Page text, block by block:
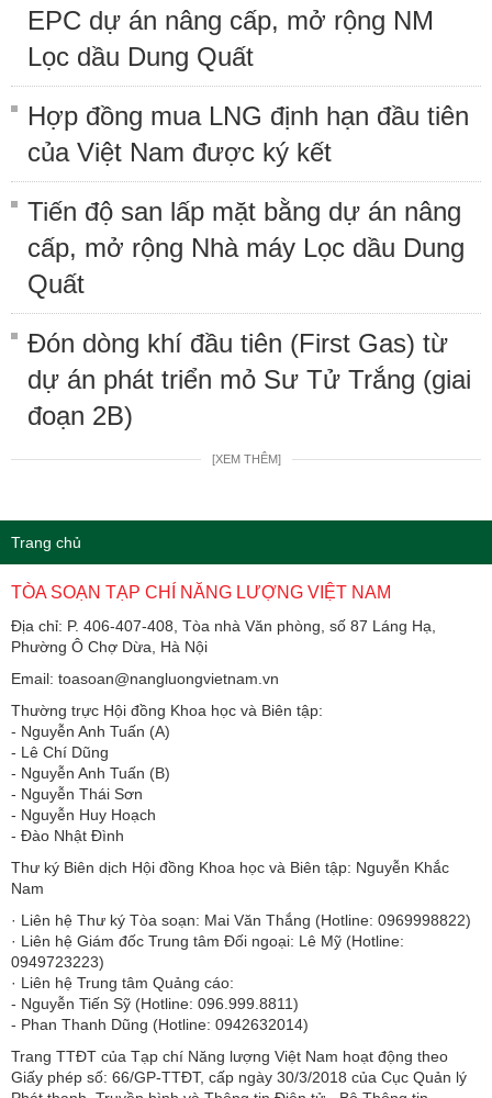
EPC dự án nâng cấp, mở rộng NM
Lọc dầu Dung Quất
Hợp đồng mua LNG định hạn đầu tiên
của Việt Nam được ký kết
Tiến độ san lấp mặt bằng dự án nâng
cấp, mở rộng Nhà máy Lọc dầu Dung
Quất
Đón dòng khí đầu tiên (First Gas) từ
dự án phát triển mỏ Sư Tử Trắng (giai
đoạn 2B)
[XEM THÊM]
Trang chủ
TÒA SOẠN TẠP CHÍ NĂNG LƯỢNG VIỆT NAM
Địa chỉ: P. 406-407-408, Tòa nhà Văn phòng, số 87 Láng Hạ,
Phường Ô Chợ Dừa, Hà Nội
Email: toasoan@nangluongvietnam.vn
Thường trực Hội đồng Khoa học và Biên tập:
​​​​​​- Nguyễn Anh Tuấn (A)
- Lê Chí Dũng
- Nguyễn Anh Tuấn (B)
- Nguyễn Thái Sơn
- Nguyễn Huy Hoạch
- Đào Nhật Đình
Thư ký Biên dịch Hội đồng Khoa học và Biên tập: Nguyễn Khắc
Nam
· Liên hệ Thư ký Tòa soạn: Mai Văn Thắng (Hotline: 0969998822)
· Liên hệ Giám đốc Trung tâm Đối ngoại: Lê Mỹ (Hotline:
0949723223)
· Liên hệ Trung tâm Quảng cáo:
- Nguyễn Tiến Sỹ (Hotline: 096.999.8811)
- Phan Thanh Dũng (Hotline: 0942632014)
Trang TTĐT của Tạp chí Năng lượng Việt Nam hoạt động theo
Giấy phép số: 66/GP-TTĐT, cấp ngày 30/3/2018 của Cục Quản lý